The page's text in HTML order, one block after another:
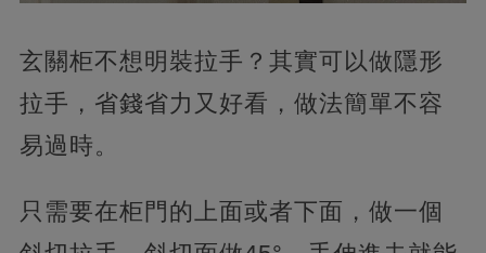
玄關柜不想明裝拉手？其實可以做隱形
拉手，省錢省力又好看，做法簡單不容
易過時。
只需要在柜門的上面或者下面，做一個